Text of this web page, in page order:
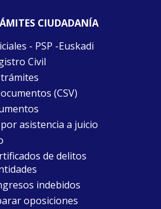
CIUDADANÍA
- PSP -Euskadi
Civil
(CSV)
asistencia a juicio
de delitos
indebidos
oposiciones